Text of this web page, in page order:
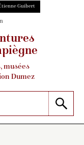
Guibert
musées
Dumez